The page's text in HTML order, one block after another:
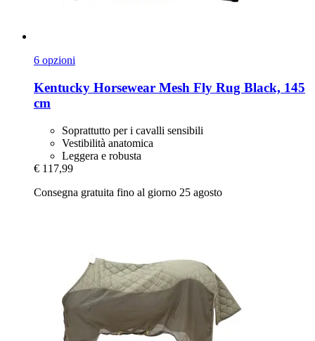
6 opzioni
Kentucky Horsewear Mesh Fly Rug Black, 145
cm
Soprattutto per i cavalli sensibili
Vestibilità anatomica
Leggera e robusta
€ 117,99
Consegna gratuita fino al giorno 25 agosto